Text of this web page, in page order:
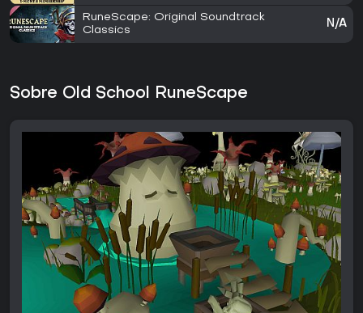
RuneScape: Original Soundtrack
Classics
N/A
Sobre Old School RuneScape